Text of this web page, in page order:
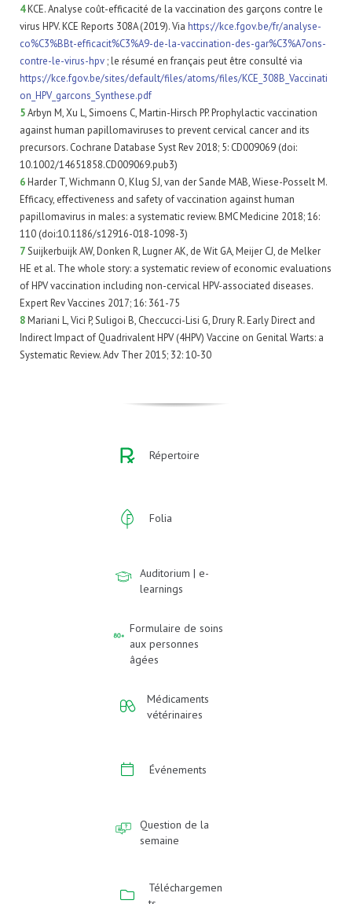
4KCE. Analyse coût-efficacité de la vaccination des garçons contre le
virus HPV. KCE Reports 308A (2019). Via https://kce.fgov.be/fr/analyse-
co%C3%BBt-efficacit%C3%A9-de-la-vaccination-des-gar%C3%A7ons-
contre-le-virus-hpv; le résumé en français peut être consulté via
https://kce.fgov.be/sites/default/files/atoms/files/KCE_308B_Vaccinati
on_HPV_garcons_Synthese.pdf
5Arbyn M, Xu L, Simoens C, Martin-Hirsch PP. Prophylactic vaccination
against human papillomaviruses to prevent cervical cancer and its
precursors. Cochrane Database Syst Rev 2018; 5: CD009069 (doi:
10.1002/14651858.CD009069.pub3)
6Harder T, Wichmann O, Klug SJ, van der Sande MAB, Wiese-Posselt M.
Efficacy, effectiveness and safety of vaccination against human
papillomavirus in males: a systematic review. BMC Medicine 2018; 16:
110 (doi:10.1186/s12916-018-1098-3)
7Suijkerbuijk AW, Donken R, Lugner AK, de Wit GA, Meijer CJ, de Melker
HE et al. The whole story: a systematic review of economic evaluations
of HPV vaccination including non-cervical HPV-associated diseases.
Expert Rev Vaccines 2017; 16: 361-75
8Mariani L, Vici P, Suligoi B, Checcucci-Lisi G, Drury R. Early Direct and
Indirect Impact of Quadrivalent HPV (4HPV) Vaccine on Genital Warts: a
Systematic Review. Adv Ther 2015; 32: 10-30
Répertoire
Folia
Auditorium | e-
learnings
Formulaire de soins
aux personnes
âgées
Médicaments
vétérinaires
Événements
Question de la
semaine
Téléchargemen